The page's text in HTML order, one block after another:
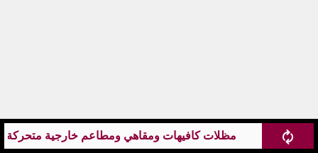
مظلات كافيهات ومقاهي ومطاعم خارجية متحركة